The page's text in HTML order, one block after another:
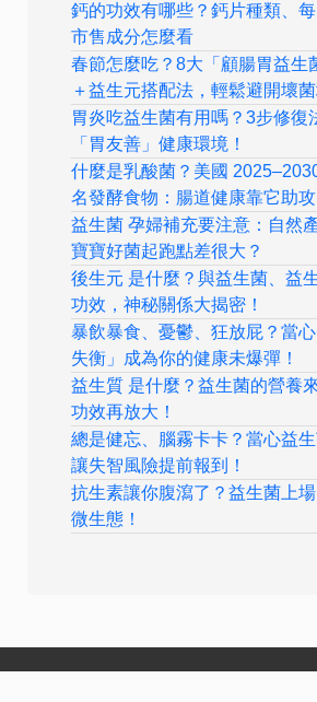
鈣的功效有哪些？鈣片種類、
市售成分怎麼看
春節怎麼吃？8大「顧腸胃益生
＋益生元搭配法，輕鬆避開壞菌
胃炎吃益生菌有用嗎？3步修復
「胃友善」健康環境！
什麼是乳酸菌？美國
名發酵食物：腸道健康靠它助攻
益生菌 孕婦補充要注意：自然
寶寶好菌起跑點差很大？
後生元 是什麼？與益生菌、益
功效，神秘關係大揭密！
暴飲暴食、憂鬱、狂放屁？當
失衡」成為你的健康未爆彈！
益生質 是什麼？益生菌的營養
功效再放大！
總是健忘、腦霧卡卡？當心益
讓失智風險提前報到！
抗生素讓你腹瀉了？益生菌上
微生態！